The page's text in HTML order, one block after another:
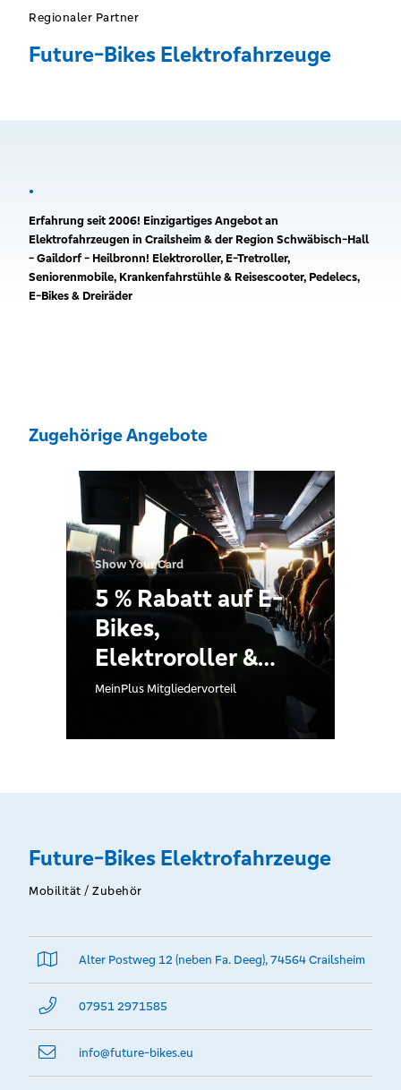
Regionaler Partner
Future-Bikes Elektrofahrzeuge
.
Erfahrung seit 2006! Einzigartiges Angebot an
Elektrofahrzeugen in Crailsheim & der Region Schwäbisch-Hall
- Gaildorf - Heilbronn! Elektroroller, E-Tretroller,
Seniorenmobile, Krankenfahrstühle & Reisescooter, Pedelecs,
E-Bikes & Dreiräder
Zugehörige Angebote
Show Your Card
5 % Rabatt auf E-
Bikes,
Elektroroller &
Elektromobile für
Dienstleistungen
MeinPlus Mitgliedervorteil
Future-Bikes Elektrofahrzeuge
Mobilität / Zubehör
Alter Postweg 12 (neben Fa. Deeg), 74564 Crailsheim
07951 2971585
info@­future-bikes.eu